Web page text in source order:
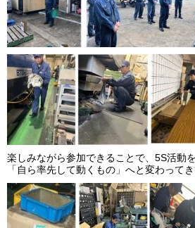
楽しみながら参加できることで、5S活動
「自ら率先して動くもの」へと変わって